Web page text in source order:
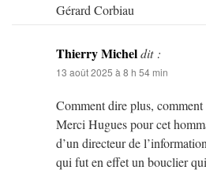
Gérard Corbiau
Thierry Micheldit :
13 août 2025 à 8 h 54 min
Comment dire plus,
Merci Hugues pour cet
d’un directeur de
qui fut en effet un bouclier